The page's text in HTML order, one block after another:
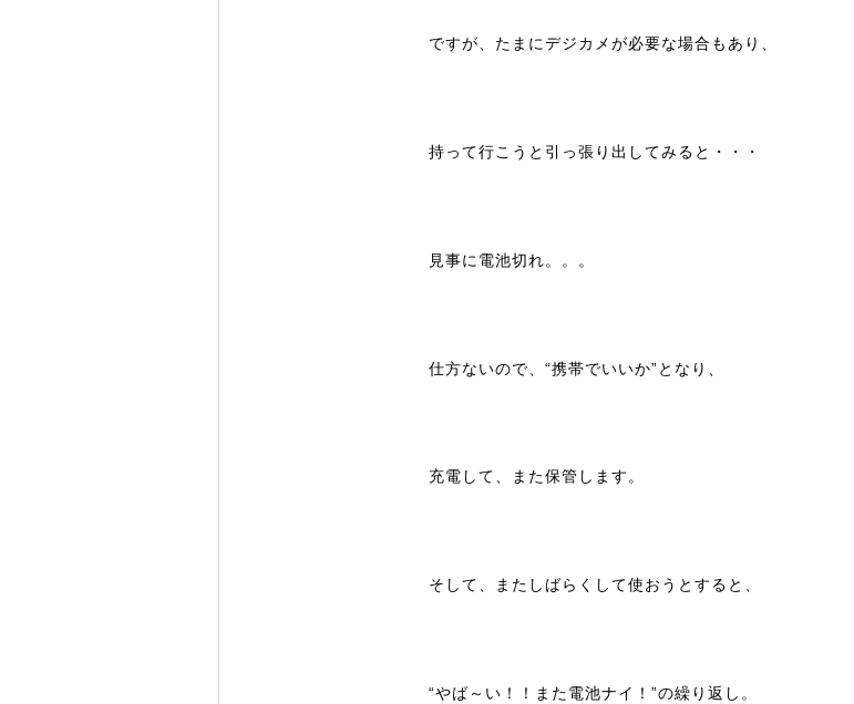
ですが、たまにデジカメが必要な場合もあり、
持って行こうと引っ張り出してみると・・・
見事に電池切れ。。。
仕方ないので、“携帯でいいか”となり、
充電して、また保管します。
そして、またしばらくして使おうとすると、
“やば～い！！また電池ナイ！”の繰り返し。